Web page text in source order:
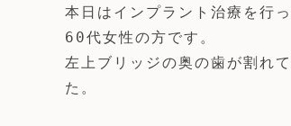
本日はインプラント治療を行
60代女性の方です。
左上ブリッジの奥の歯が割れ
た。